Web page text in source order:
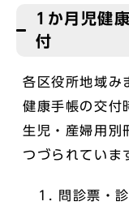
1か月児健
付
各区役所地域み
健康手帳の交
生児・産婦用
つづられていま
問診票・